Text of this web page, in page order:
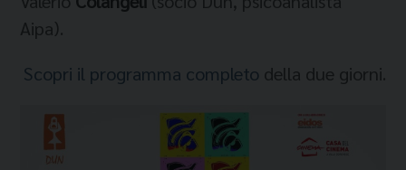
Aipa).
Scopri il programma completo della due giorni.